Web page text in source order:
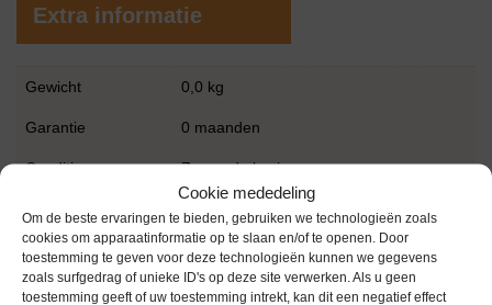
Cookie mededeling
Om de beste ervaringen te bieden, gebruiken we technologieën zoals
cookies om apparaatinformatie op te slaan en/of te openen. Door
toestemming te geven voor deze technologieën kunnen we gegevens
zoals surfgedrag of unieke ID's op deze site verwerken. Als u geen
toestemming geeft of uw toestemming intrekt, kan dit een negatief effect
Extra informatie
Gewicht 0,0 kg
Garantie 0 maanden
Conditie Zo goed als nieuw